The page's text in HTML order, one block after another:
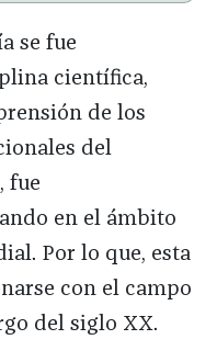
se fue
científica,
de los
del
fue
en el ámbito
Por lo que, esta
con el campo
del siglo XX.